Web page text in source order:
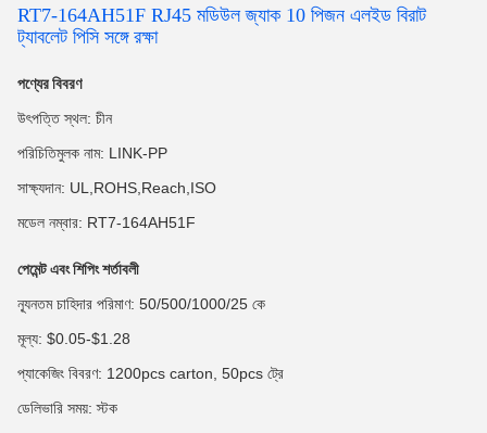
RT7-164AH51F RJ45 মডিউল জ্যাক 10 পিজন এলইড বিরাট
ট্যাবলেট পিসি সঙ্গে রক্ষা
পণ্যের বিবরণ
উৎপত্তি স্থল: চীন
পরিচিতিমুলক নাম: LINK-PP
সাক্ষ্যদান: UL,ROHS,Reach,ISO
মডেল নম্বার: RT7-164AH51F
পেমেন্ট এবং শিপিং শর্তাবলী
ন্যূনতম চাহিদার পরিমাণ: 50/500/1000/25 কে
মূল্য: $0.05-$1.28
প্যাকেজিং বিবরণ: 1200pcs carton, 50pcs ট্রে
ডেলিভারি সময়: স্টক